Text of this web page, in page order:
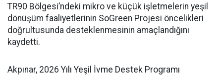
TR90 Bölgesi’ndeki mikro ve küçük işletmelerin yeşil
dönüşüm faaliyetlerinin SoGreen Projesi öncelikleri
doğrultusunda desteklenmesinin amaçlandığını
kaydetti.
Akpınar, 2026 Yılı Yeşil İvme Destek Programı